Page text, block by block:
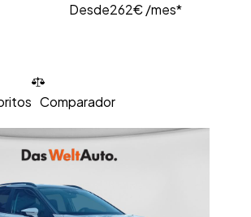
Desde262€ /mes*
Comparador